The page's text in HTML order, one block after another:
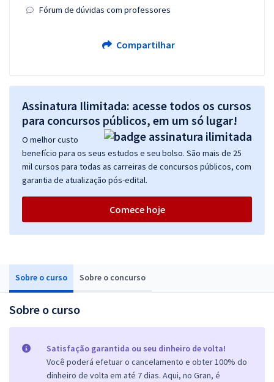
Sobre o curso Sobre o concurso
Sobre o curso
Satisfação garantida ou seu dinheiro de volta!
Você poderá efetuar o cancelamento e obter 100% do
dinheiro de volta em até 7 dias. Aqui, no Gran, é
Fórum de dúvidas com professores
Compartilhar
Assinatura Ilimitada: acesse todos os cursos
para concursos públicos, em um só lugar!
O melhor custo
benefício para os seus estudos e seu bolso. São mais de 25
mil cursos para todas as carreiras de concursos públicos, com
garantia de atualização pós-edital.
Comece hoje